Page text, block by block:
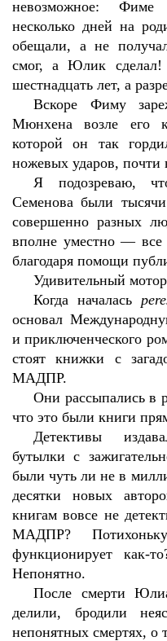
невозможное:
несколько дней на
обещали, а не
смог, а Юлик сделал!
шестнадцать лет, а
Вскоре Фиму
Мюнхена возле его
которой он так
ножевых ударов, почти
Я подозреваю,
Семенова были
совершенно разных
вполне уместно — все
благодаря помощи
Удивительный
Когда началась
основал
и приключенческого
стоят книжки с
МАДПР.
Они рассыпались в
что это были книги
Детективы
бутылки с
были чуть ли не в
десятки новых
книгам вовсе не
МАДПР?
функционирует как-
Непонятно.
После смерти
делили, бродили
непонятных смертях, о